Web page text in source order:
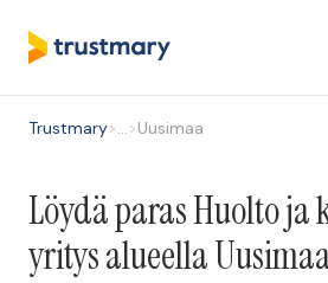
Trustmary>…>Uusimaa
Löydä paras Huolto ja
yritys alueella